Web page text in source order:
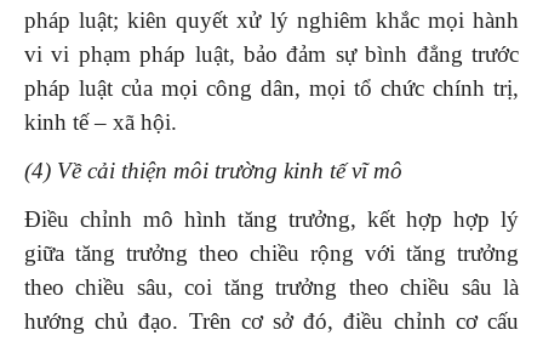
pháp luật; kiên quyết xử lý nghiêm khắc mọi hành
vi vi phạm pháp luật, bảo đảm sự bình đẳng trước
pháp luật của mọi công dân, mọi tổ chức chính trị,
kinh tế – xã hội.
(4) Về cải thiện môi trường kinh tế vĩ mô
Điều chỉnh mô hình tăng trưởng, kết hợp hợp lý
giữa tăng trưởng theo chiều rộng với tăng trưởng
theo chiều sâu, coi tăng trưởng theo chiều sâu là
hướng chủ đạo. Trên cơ sở đó, điều chỉnh cơ cấu